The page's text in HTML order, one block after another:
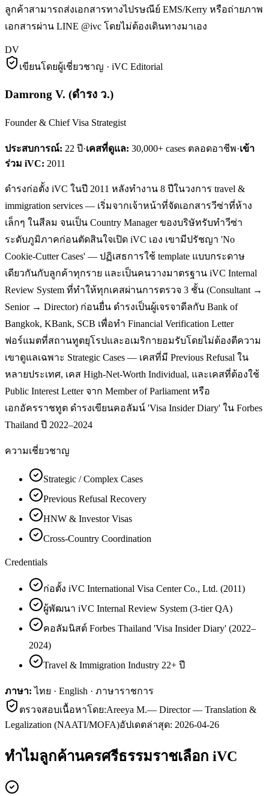
ลูกค้าสามารถส่งเอกสารทางไปรษณีย์ EMS/Kerry หรือถ่ายภาพ
เอกสารผ่าน LINE @ivc โดยไม่ต้องเดินทางมาเอง
DV
เขียนโดยผู้เชี่ยวชาญ · iVC Editorial
Damrong V. (ดำรง ว.)
Founder & Chief Visa Strategist
ประสบการณ์: 22 ปี·เคสที่ดูแล: 30,000+ cases ตลอดอาชีพ·เข้า
ร่วม iVC: 2011
ดำรงก่อตั้ง iVC ในปี 2011 หลังทำงาน 8 ปีในวงการ travel &
immigration services — เริ่มจากเจ้าหน้าที่จัดเอกสารวีซ่าที่ห้าง
เล็กๆ ในสีลม จนเป็น Country Manager ของบริษัทรับทำวีซ่า
ระดับภูมิภาคก่อนตัดสินใจเปิด iVC เอง เขามีปรัชญา 'No
Cookie-Cutter Cases' — ปฏิเสธการใช้ template แบบกระดาษ
เดียวกันกับลูกค้าทุกราย และเป็นคนวางมาตรฐาน iVC Internal
Review System ที่ทำให้ทุกเคสผ่านการตรวจ 3 ชั้น (Consultant →
Senior → Director) ก่อนยื่น ดำรงเป็นผู้เจรจาดีลกับ Bank of
Bangkok, KBank, SCB เพื่อทำ Financial Verification Letter
ฟอร์แมตที่สถานทูตยุโรปและอเมริกายอมรับโดยไม่ต้องตีความ
เขาดูแลเฉพาะ Strategic Cases — เคสที่มี Previous Refusal ใน
หลายประเทศ, เคส High-Net-Worth Individual, และเคสที่ต้องใช้
Public Interest Letter จาก Member of Parliament หรือ
เอกอัครราชทูต ดำรงเขียนคอลัมน์ 'Visa Insider Diary' ใน Forbes
Thailand ปี 2022–2024
ความเชี่ยวชาญ
Strategic / Complex Cases
Previous Refusal Recovery
HNW & Investor Visas
Cross-Country Coordination
Credentials
ก่อตั้ง iVC International Visa Center Co., Ltd. (2011)
ผู้พัฒนา iVC Internal Review System (3-tier QA)
คอลัมนิสต์ Forbes Thailand 'Visa Insider Diary' (2022–
2024)
Travel & Immigration Industry 22+ ปี
ภาษา: ไทย · English · ภาษาราชการ
ตรวจสอบเนื้อหาโดย:Areeya M.— Director — Translation &
Legalization (NAATI/MOFA)อัปเดตล่าสุด: 2026-04-26
ทำไมลูกค้านครศรีธรรมราชเลือก iVC